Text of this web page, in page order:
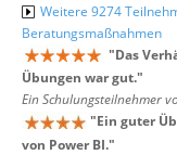
Weitere 9274
Beratungsmaßnahmen
"Das
Übungen war gut."
Ein Schulungsteilnehmer
"Ein guter
von Power BI."